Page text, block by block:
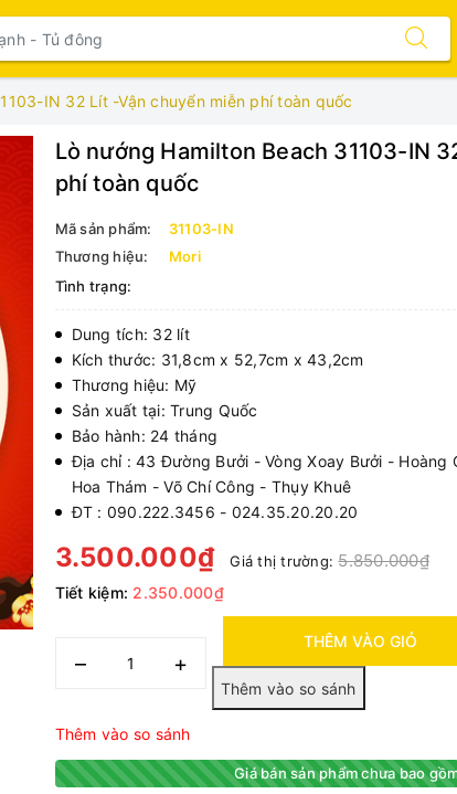
IN 32 Lít -Vận chuyển miễn phí toàn quốc
Lò nướng Hamilton Beach 31103-IN
phí toàn quốc
Mã sản phẩm:
31103-IN
Thương hiệu:
Mori
Tình trạng:
Dung tích: 32 lít
Kích thước: 31,8cm x 52,7cm x 43,2cm
Thương hiệu: Mỹ
Sản xuất tại: Trung Quốc
Bảo hành: 24 tháng
Địa chỉ : 43 Đường Bưởi - Vòng Xoay Bưởi - Hoàng
Hoa Thám - Võ Chí Công - Thụy Khuê
ĐT : 090.222.3456 - 024.35.20.20.20
3.500.000₫ Giá thị trường:5.850.000₫
Tiết kiệm: 2.350.000₫
– +
THÊM VÀO GIỎ
Thêm vào so sánh
Giá bán sản phẩm chưa bao